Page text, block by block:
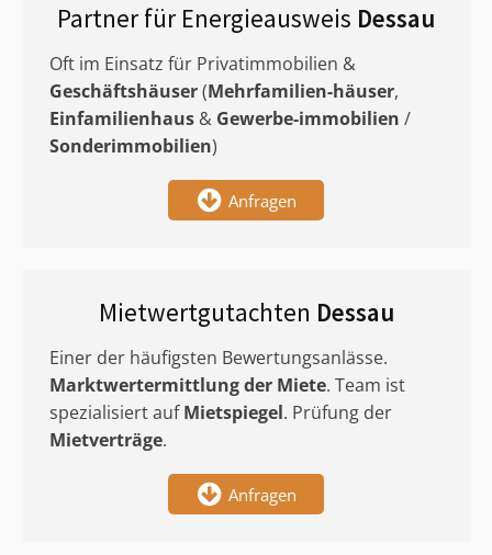
Partner für Energieausweis Dessau
Oft im Einsatz für Privatimmobilien &
Geschäftshäuser(Mehrfamilien-häuser,
Einfamilienhaus & Gewerbe-immobilien /
Sonderimmobilien)
Anfragen
Mietwertgutachten Dessau
Einer der häufigsten Bewertungsanlässe.
Marktwertermittlungder Miete. Team ist
spezialisiert aufMietspiegel. Prüfung der
Mietverträge.
Anfragen